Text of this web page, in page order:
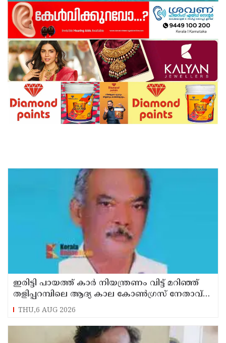
ഇരിട്ടി പായത്ത് കാർ നിയന്ത്രണം വിട്ട് മറിഞ്ഞ്
തളിപ്പറമ്പിലെ ആദ്യ കാല കോണ്‍ഗ്രസ് നേതാവ്
മരിച്ചു
THU,6 AUG 2026